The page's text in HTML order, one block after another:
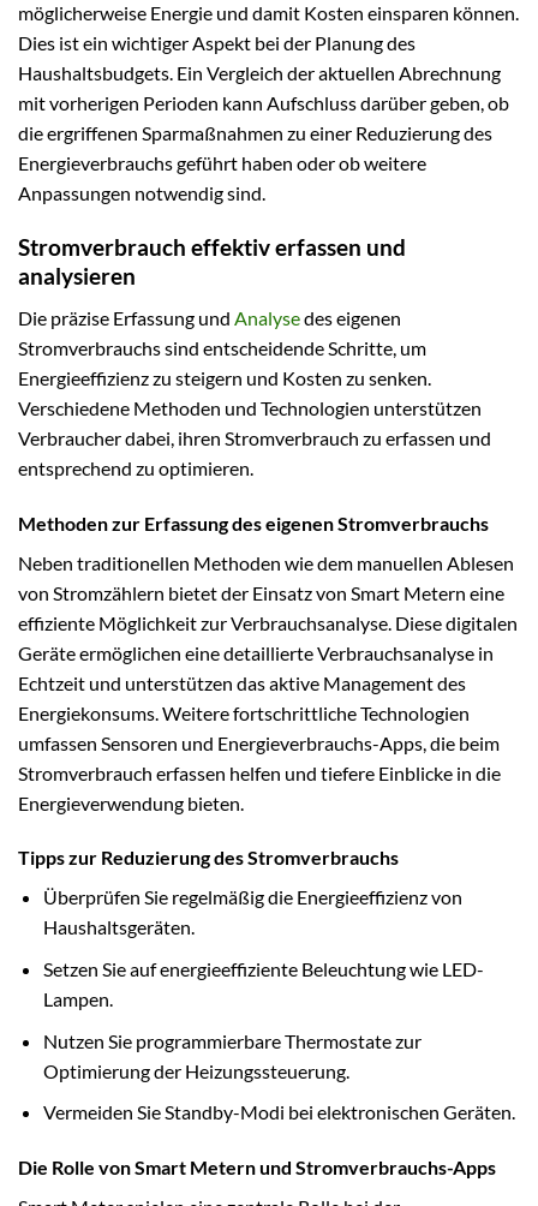
möglicherweise Energie und damit Kosten einsparen können.
Dies ist ein wichtiger Aspekt bei der Planung des
Haushaltsbudgets. Ein Vergleich der aktuellen Abrechnung
mit vorherigen Perioden kann Aufschluss darüber geben, ob
die ergriffenen Sparmaßnahmen zu einer Reduzierung des
Energieverbrauchs geführt haben oder ob weitere
Anpassungen notwendig sind.
Stromverbrauch effektiv erfassen und
analysieren
Die präzise Erfassung und Analysedes eigenen
Stromverbrauchs sind entscheidende Schritte, um
Energieeffizienz zu steigern und Kosten zu senken.
Verschiedene Methoden und Technologien unterstützen
Verbraucher dabei, ihren Stromverbrauch zu erfassen und
entsprechend zu optimieren.
Methoden zur Erfassung des eigenen Stromverbrauchs
Neben traditionellen Methoden wie dem manuellen Ablesen
von Stromzählern bietet der Einsatz von Smart Metern eine
effiziente Möglichkeit zur Verbrauchsanalyse. Diese digitalen
Geräte ermöglichen eine detaillierte Verbrauchsanalyse in
Echtzeit und unterstützen das aktive Management des
Energiekonsums. Weitere fortschrittliche Technologien
umfassen Sensoren und Energieverbrauchs-Apps, die beim
Stromverbrauch erfassen helfen und tiefere Einblicke in die
Energieverwendung bieten.
Tipps zur Reduzierung des Stromverbrauchs
Überprüfen Sie regelmäßig die Energieeffizienz von
Haushaltsgeräten.
Setzen Sie auf energieeffiziente Beleuchtung wie LED-
Lampen.
Nutzen Sie programmierbare Thermostate zur
Optimierung der Heizungssteuerung.
Vermeiden Sie Standby-Modi bei elektronischen Geräten.
Die Rolle von Smart Metern und Stromverbrauchs-Apps